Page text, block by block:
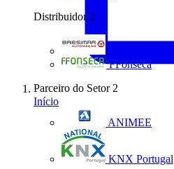
Distribuidor 2
FFonseca
Parceiro do Setor 2
ANIMEE
KNX Portugal
Início